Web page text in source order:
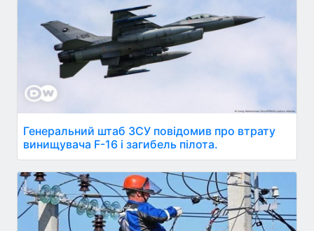
Генеральний штаб ЗСУ повідомив про втрату
винищувача F-16 і загибель пілота.